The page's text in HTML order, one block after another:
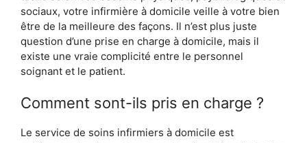
sociaux, votre infirmière à domicile veille à votre bien
être de la meilleure des façons. Il n’est plus juste
question d’une prise en charge à domicile, mais il
existe une vraie complicité entre le personnel
soignant et le patient.
Comment sont-ils pris en charge ?
Le service de soins infirmiers à domicile est